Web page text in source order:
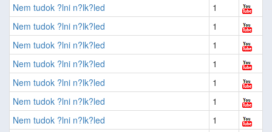
Nem tudok ?lni n?lk?led
1
Nem tudok ?lni n?lk?led
1
Nem tudok ?lni n?lk?led
1
Nem tudok ?lni n?lk?led
1
Nem tudok ?lni n?lk?led
1
Nem tudok ?lni n?lk?led
1
Nem tudok ?lni n?lk?led
1